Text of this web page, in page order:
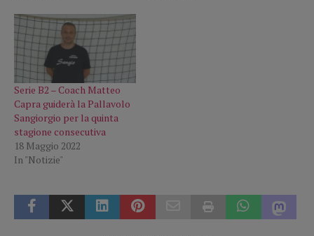
Serie B2 – Coach Matteo
Capra guiderà la Pallavolo
Sangiorgio per la quinta
stagione consecutiva
18 Maggio 2022
In "Notizie"